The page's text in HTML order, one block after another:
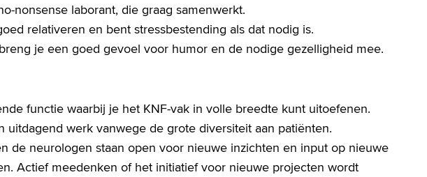
nonsense laborant, die graag samenwerkt.
relativeren en bent stressbestending als dat nodig is.
je een goed gevoel voor humor en de nodige gezelligheid mee.
functie waarbij je het KNF-vak in volle breedte kunt uitoefenen.
uitdagend werk vanwege de grote diversiteit aan patiënten.
de neurologen staan open voor nieuwe inzichten en input op nieuwe
Actief meedenken of het initiatief voor nieuwe projecten wordt